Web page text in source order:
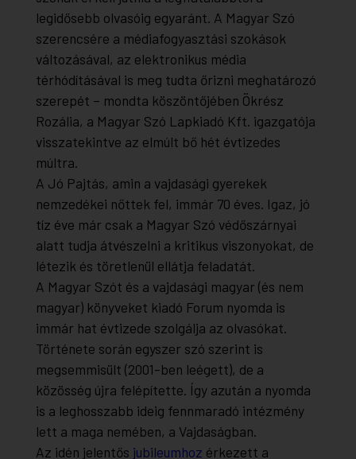
legidősebb olvasóig egyaránt. A Magyar Szó
szerencsére a médiafogyasztási szokások
változásával, az elektronikus média
térhódításával is meg tudta őrizni meghatározó
szerepét – mondta köszöntőjében Ökrész
Rozália, a Magyar Szó Lapkiadó Kft. igazgatója
visszatekintve az elmúlt bő hét évtizedes
múltra.
A Jó Pajtás, amin a vajdasági gyerekek
nemzedékei nőttek fel, immár 70 éves. Igaz, jó
tíz éve már csak a Magyar Szó védőszárnyai
alatt tudja átvészelni a kritikus viszonyokat, de
létezik és töretlenül ellátja feladatát.
A Magyar Szót és a vajdasági magyar (és nem
magyar) könyveket kiadó Forum nyomda is
immár hat évtizede szolgálja az olvasókat.
Története során egyszer szó szerint is
megsemmisült (2001-ben leégett), de a
közösség újra felépítette. Így azután a nyomda
is a leghosszabb ideig fennmaradó intézmény
lett a maga nemében, a Vajdaságban.
Az idén jelentős jubileumhoz érkezett a